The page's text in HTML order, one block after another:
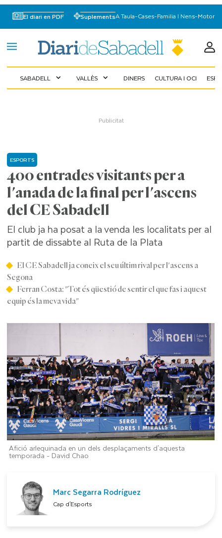
El diari en PDF SuplementsA Taula-Cases-Familia I Nens-Motor
SABADELL expand_more VALLÈS expand_more DINERS CULTURA I OCI
400 entrades visitants per a
l'anada de la final per l'ascens
del CE Sabadell
ESPORTS
El club ja ha posat a la venda les localitats per al
partit de dissabte al Ruta de la Plata
El CE Sabadell ja coneix el seu últim rival per l'ascens a
Segona
Ferran Costa: "Tot és qüestió de sentir el que fas i aquest
equip és la meva vida"
Afició arlequinada en un dels desplaçaments d'aquesta
temporada - David Chao
Marc Segarra Rodríguez
Cap d'Esports